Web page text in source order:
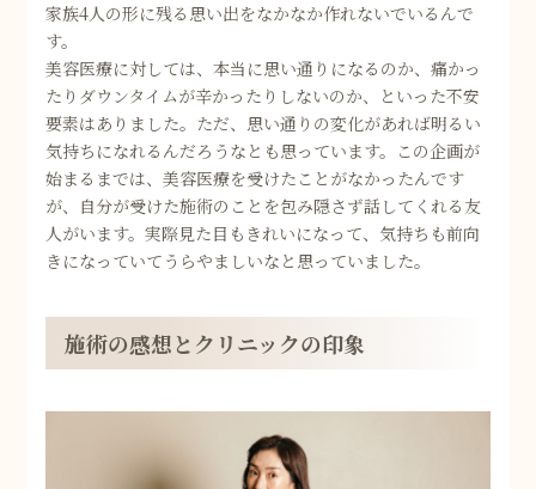
家族4人の形に残る思い出をなかなか作れないでいるんで
す。
美容医療に対しては、本当に思い通りになるのか、痛かっ
たりダウンタイムが辛かったりしないのか、といった不安
要素はありました。ただ、思い通りの変化があれば明るい
気持ちになれるんだろうなとも思っています。この企画が
始まるまでは、美容医療を受けたことがなかったんです
が、自分が受けた施術のことを包み隠さず話してくれる友
人がいます。実際見た目もきれいになって、気持ちも前向
きになっていてうらやましいなと思っていました。
施術の感想とクリニックの印象